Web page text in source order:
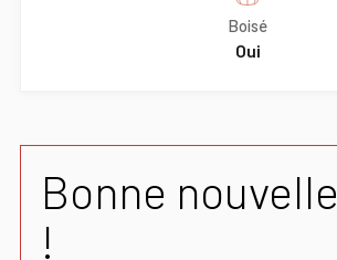
Boisé
Oui
Bonne nouvelle
!